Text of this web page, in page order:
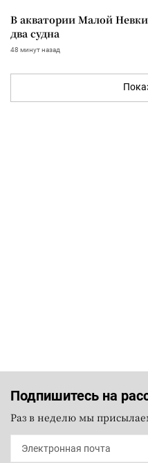
В акватории Малой
два судна
48 минут назад
Подпишитесь на
Раз в неделю мы